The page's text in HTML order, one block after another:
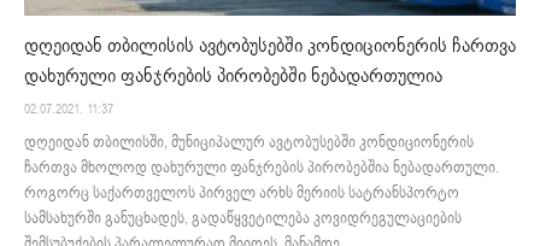
დღეიდან თბილისის ავტობუსებში კონდიციონერის ჩართვა
დახურული ფანჯრების პირობებში ნებადართულია
02.07.2021. 11:37
დღეიდან თბილისში, მუნიციპალურ ავტობუსებში კონდიციონერის
ჩართვა მხოლოდ დახურული ფანჯრების პირობებშია ნებადართული.
როგორც საქართველოს პირველ არხს მერიის სატრანსპორტო
სამსახურში განუცხადეს, გადაწყვეტილება კოვიდრეგულაციების